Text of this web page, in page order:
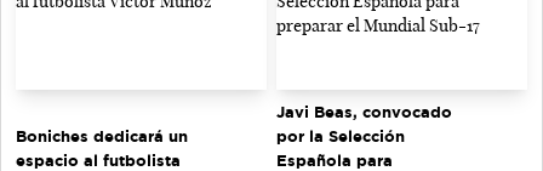
Boniches dedicará un
espacio al futbolista
Javi Beas, convocado
por la Selección
Española para